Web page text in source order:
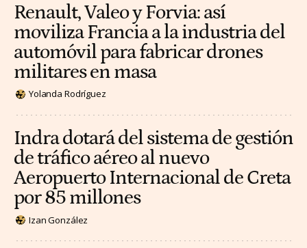
Renault, Valeo y Forvia: así
moviliza Francia a la industria del
automóvil para fabricar drones
militares en masa
Yolanda Rodríguez
Indra dotará del sistema de gestión
de tráfico aéreo al nuevo
Aeropuerto Internacional de Creta
por 85 millones
Izan González